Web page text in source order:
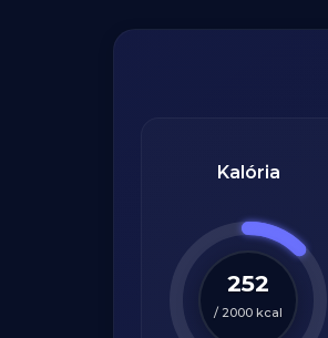
Kalória
252
/ 2000 kcal